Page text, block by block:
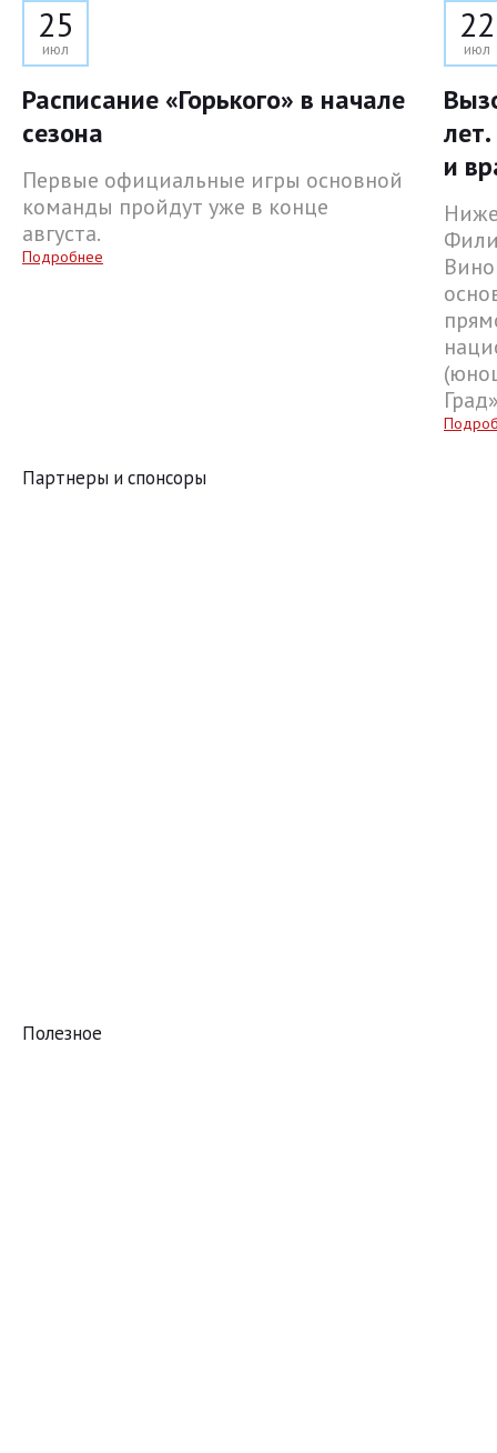
25
июл
Расписание «Горького» в начале
сезона
Первые официальные игры основной
команды пройдут уже в конце
августа.
Подробнее
22
июл
и
Партнеры и спонсоры
Полезное